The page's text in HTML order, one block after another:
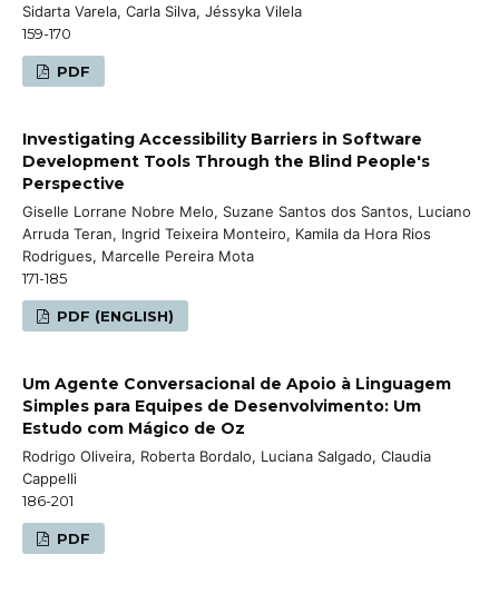
Sidarta Varela, Carla Silva, Jéssyka Vilela
159-170
PDF
Investigating Accessibility Barriers in Software
Development Tools Through the Blind People's
Perspective
Giselle Lorrane Nobre Melo, Suzane Santos dos Santos, Luciano
Arruda Teran, Ingrid Teixeira Monteiro, Kamila da Hora Rios
Rodrigues, Marcelle Pereira Mota
171-185
PDF (ENGLISH)
Um Agente Conversacional de Apoio à Linguagem
Simples para Equipes de Desenvolvimento: Um
Estudo com Mágico de Oz
Rodrigo Oliveira, Roberta Bordalo, Luciana Salgado, Claudia
Cappelli
186-201
PDF